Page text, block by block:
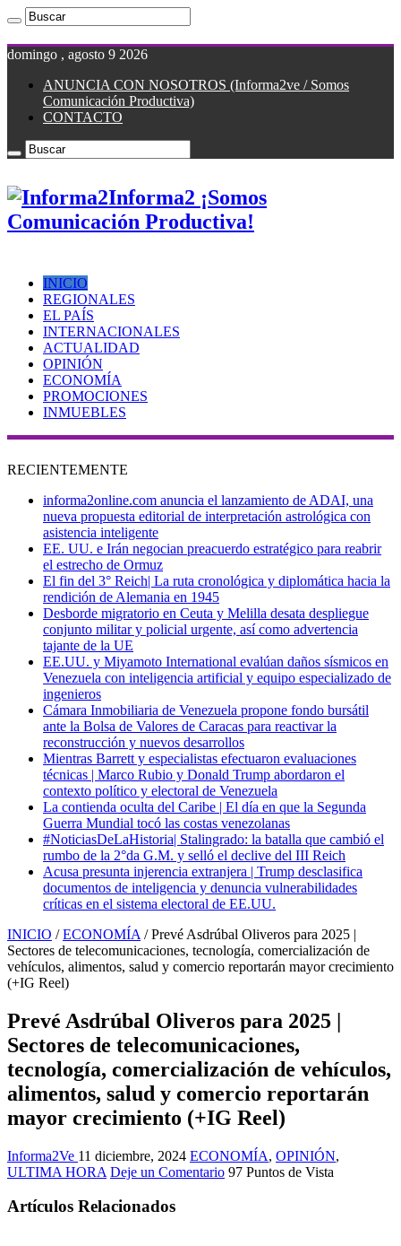
domingo , agosto 9 2026
ANUNCIA CON NOSOTROS (Informa2ve / Somos
Comunicación Productiva)
CONTACTO
Informa2 ¡Somos
Comunicación Productiva!
INICIO
REGIONALES
EL PAÍS
INTERNACIONALES
ACTUALIDAD
OPINIÓN
ECONOMÍA
PROMOCIONES
INMUEBLES
RECIENTEMENTE
informa2online.com anuncia el lanzamiento de ADAI, una
nueva propuesta editorial de interpretación astrológica con
asistencia inteligente
EE. UU. e Irán negocian preacuerdo estratégico para reabrir
el estrecho de Ormuz
El fin del 3° Reich| La ruta cronológica y diplomática hacia la
rendición de Alemania en 1945
Desborde migratorio en Ceuta y Melilla desata despliegue
conjunto militar y policial urgente, así como advertencia
tajante de la UE
EE.UU. y Miyamoto International evalúan daños sísmicos en
Venezuela con inteligencia artificial y equipo especializado de
ingenieros
Cámara Inmobiliaria de Venezuela propone fondo bursátil
ante la Bolsa de Valores de Caracas para reactivar la
reconstrucción y nuevos desarrollos
Mientras Barrett y especialistas efectuaron evaluaciones
técnicas | Marco Rubio y Donald Trump abordaron el
contexto político y electoral de Venezuela
La contienda oculta del Caribe | El día en que la Segunda
Guerra Mundial tocó las costas venezolanas
#NoticiasDeLaHistoria| Stalingrado: la batalla que cambió el
rumbo de la 2°da G.M. y selló el declive del III Reich
Acusa presunta injerencia extranjera | Trump desclasifica
documentos de inteligencia y denuncia vulnerabilidades
críticas en el sistema electoral de EE.UU.
INICIO / ECONOMÍA / Prevé Asdrúbal Oliveros para 2025 |
Sectores de telecomunicaciones, tecnología, comercialización de
vehículos, alimentos, salud y comercio reportarán mayor crecimiento
(+IG Reel)
Prevé Asdrúbal Oliveros para 2025 |
Sectores de telecomunicaciones,
tecnología, comercialización de vehículos,
alimentos, salud y comercio reportarán
mayor crecimiento (+IG Reel)
Informa2Ve 11 diciembre, 2024 ECONOMÍA, OPINIÓN,
ULTIMA HORA Deje un Comentario 97 Puntos de Vista
Artículos Relacionados